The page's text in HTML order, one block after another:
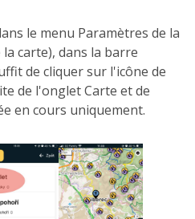
le menu Paramètres de la
carte), dans la barre
de cliquer sur l'icône de
de l'onglet Carte et de
en cours uniquement.